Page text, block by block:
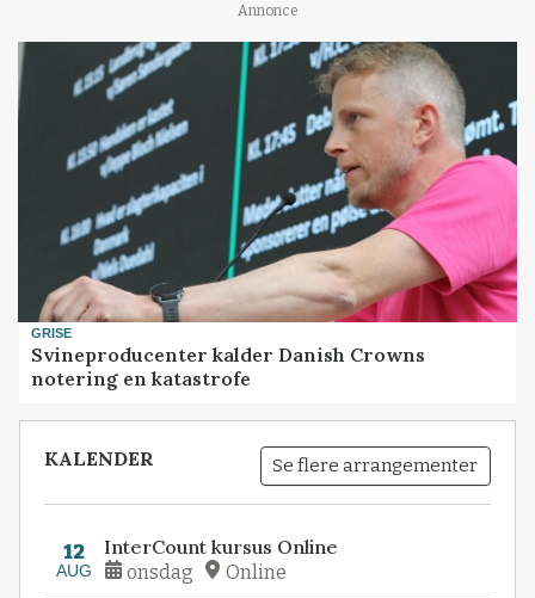
Annonce
GRISE
Svineproducenter kalder Danish Crowns
notering en katastrofe
KALENDER Se flere arrangementer
12
AUG
InterCount kursus Online
onsdag Online